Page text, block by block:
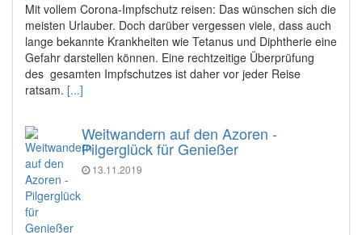
Mit vollem Corona-Impfschutz reisen: Das wünschen sich die
meisten Urlauber. Doch darüber vergessen viele, dass auch
lange bekannte Krankheiten wie Tetanus und Diphtherie eine
Gefahr darstellen können. Eine rechtzeitige Überprüfung
des gesamten Impfschutzes ist daher vor jeder Reise
ratsam. [...]
Weitwandern auf den Azoren -
Pilgerglück für Genießer
13.11.2019